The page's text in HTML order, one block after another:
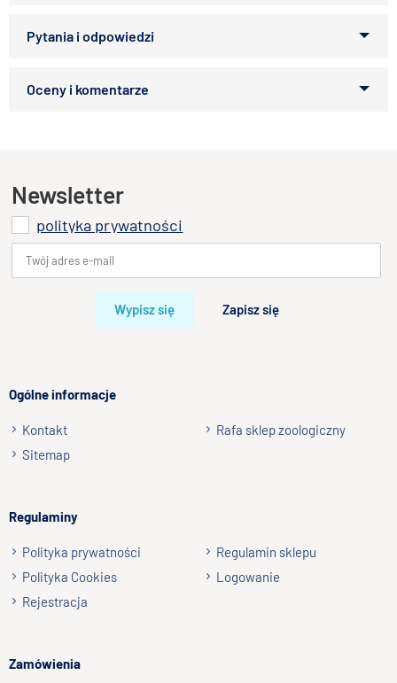
Zapytaj o produkt
Dodaj opinię o produkcie
Twoja ocena
Wyślij opinię
Newsletter
polityka prywatności
Wypisz się Zapisz się
Ogólne informacje
Kontakt
Rafa sklep zoologiczny
Sitemap
Regulaminy
Polityka prywatności
Regulamin sklepu
Polityka Cookies
Logowanie
Rejestracja
Zamówienia